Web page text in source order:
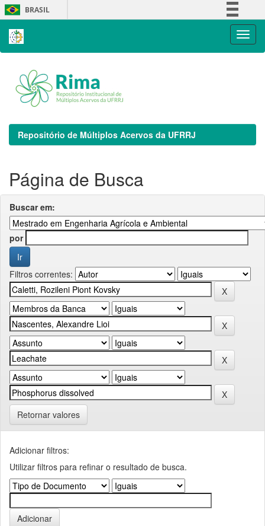
Skip
navigation
BRASIL
Repositório de Múltiplos Acervos da UFRRJ
Página de Busca
Buscar em:
por
Filtros correntes:
Retornar valores
Adicionar filtros:
Utilizar filtros para refinar o resultado de busca.